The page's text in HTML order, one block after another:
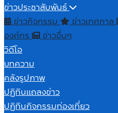
ข่าวประชาสัมพันธ์
ข่าวกิจกรรม
ข่าวเทศกาล
องค์กร
ข่าวอื่นๆ
วิดีโอ
บทความ
คลังรูปภาพ
ปฏิทินแถลงข่าว
ปฏิทินกิจกรรมท่องเที่ยว